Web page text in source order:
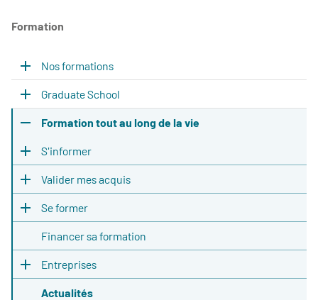
Formation
Nos formations
Graduate School
Formation tout au long de la vie
S'informer
Valider mes acquis
Se former
Financer sa formation
Entreprises
Actualités